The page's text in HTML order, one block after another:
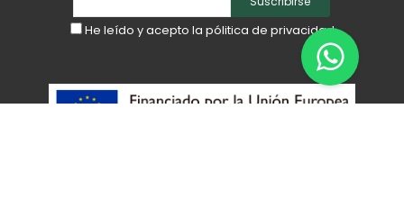
He leído y acepto la pólitica de privacidad